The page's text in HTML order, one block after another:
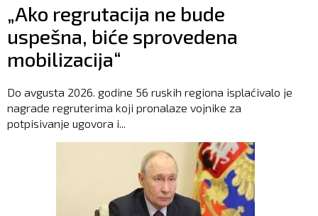
„Ako regrutacija ne bude
uspešna, biće sprovedena
mobilizacija“
Do avgusta 2026. godine 56 ruskih regiona isplaćivalo je
nagrade regruterima koji pronalaze vojnike za
potpisivanje ugovora i...